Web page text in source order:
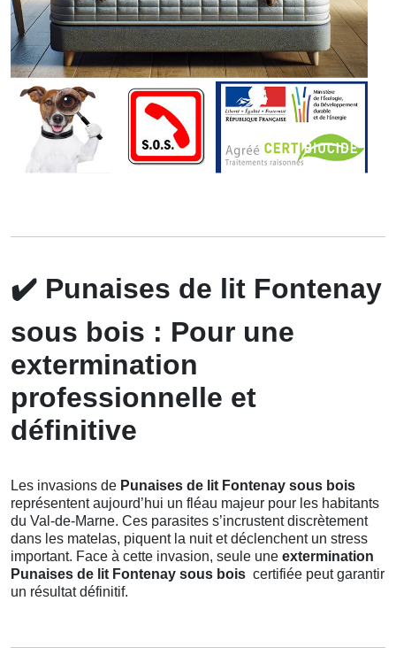
✔️ Punaises de lit Fontenay
sous bois : Pour une
extermination
professionnelle et
définitive
Les invasions de Punaises de lit Fontenay sous bois
représentent aujourd’hui un fléau majeur pour les habitants
du Val-de-Marne. Ces parasites s’incrustent discrètement
dans les matelas, piquent la nuit et déclenchent un stress
important. Face à cette invasion, seule une extermination
Punaises de lit Fontenay sous bois certifiée peut garantir
un résultat définitif.